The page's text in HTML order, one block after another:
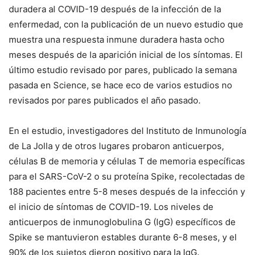
duradera al COVID-19 después de la infección de la
enfermedad, con la publicación de un nuevo estudio que
muestra una respuesta inmune duradera hasta ocho
meses después de la aparición inicial de los síntomas. El
último estudio revisado por pares, publicado la semana
pasada en Science, se hace eco de varios estudios no
revisados ​​por pares publicados el año pasado.
En el estudio, investigadores del Instituto de Inmunología
de La Jolla y de otros lugares probaron anticuerpos,
células B de memoria y células T de memoria específicas
para el SARS-CoV-2 o su proteína Spike, recolectadas de
188 pacientes entre 5-8 meses después de la infección y
el inicio de síntomas de COVID-19. Los niveles de
anticuerpos de inmunoglobulina G (IgG) específicos de
Spike se mantuvieron estables durante 6-8 meses, y el
90% de los sujetos dieron positivo para la IgG.